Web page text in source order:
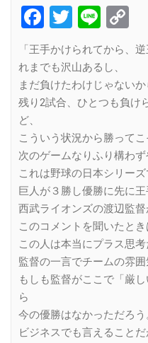
Facebook
Twitter
Line
「王手かけられてから、
れまでも沢山あるし、
まだ負けたわけじゃないか
残り2試合、ひとつも負け
ど、
こういう状況から勝ってこ
次のゲームなりふり構わず
これは野球の日本シリーズ
巨人が３勝し優勝に先に王
西武ライオンズの渡辺監督
このコメントを聞いたとき
この人は本当にプラス思考
監督の一言でチームの雰囲
もしも監督がここで「厳
ら
今の優勝はなかっただろう
ビジネスでも言えることだ